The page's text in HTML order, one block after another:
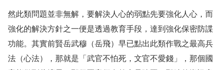
然此類問題並非無解，要解決人心的弱點先要強化人心，而
強化的解決方針之一便是透過教育手段，達到強化保密防諜
功能。 其實前賢岳武穆（岳飛）早已點出此類作戰之最高兵
法（心法），那就是「武官不怕死，文官不愛錢 」，那個國